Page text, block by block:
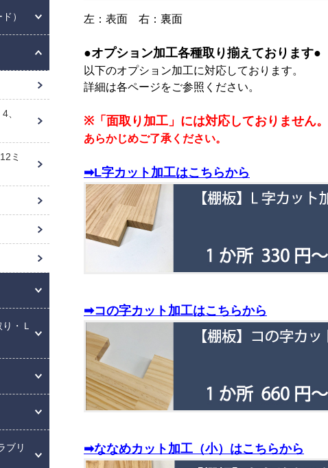
左：表面 右：裏面
●オプション加工各種取り揃えております●
以下のオプション加工に対応しております。
詳細は各ページをご参照ください。
※ 「面取り加工」には対応しておりません。
あらかじめご了承ください。
➡L字カット加工はこちらから
➡コの字カット加工はこちらから
➡ななめカット加工（小）はこちらから
）
、
ミ
・Ｌ
ブリ